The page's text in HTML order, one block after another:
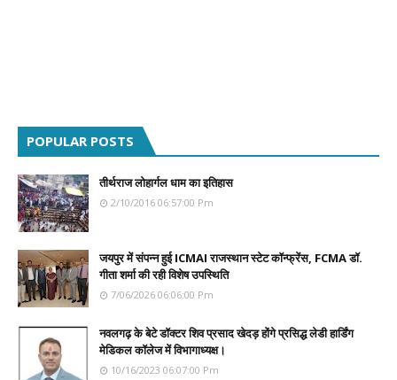
POPULAR POSTS
तीर्थराज लोहार्गल धाम का इतिहास
2/10/2016 06:57:00 Pm
जयपुर में संपन्न हुई ICMAI राजस्थान स्टेट कॉन्फ्रेंस, FCMA डॉ.
गीता शर्मा की रही विशेष उपस्थिति
7/06/2026 06:06:00 Pm
नवलगढ़ के बेटे डॉक्टर शिव प्रसाद खेदड़ होंगे प्रसिद्ध लेडी हार्डिंग
मेडिकल कॉलेज में विभागाध्यक्ष।
10/16/2023 06:07:00 Pm